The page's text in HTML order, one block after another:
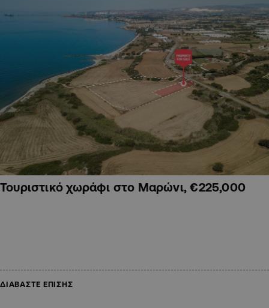
Τουριστικό χωράφι στο Μαρώνι, €225,000
ΔΙΑΒΑΣΤΕ ΕΠΙΣΗΣ